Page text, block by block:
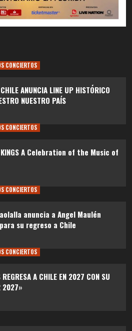
CONCIERTOS
ANUNCIA LINE UP HISTÓRICO
NUESTRO PAÍS
CONCIERTOS
KINGS A Celebration of the Music of
CONCIERTOS
anuncia a Angel Maulén
su regreso a Chile
CONCIERTOS
REGRESA A CHILE EN 2027 CON SU
2027»